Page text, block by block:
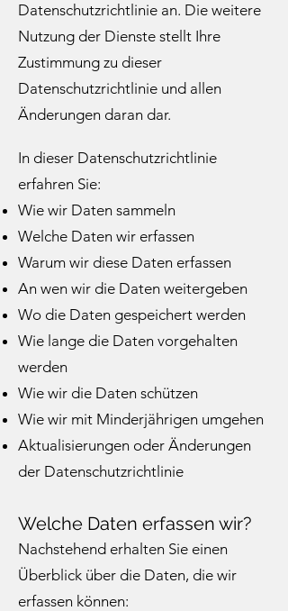
Datenschutzrichtlinie an. Die weitere
Nutzung der Dienste stellt Ihre
Zustimmung zu dieser
Datenschutzrichtlinie und allen
Änderungen daran dar.
In dieser Datenschutzrichtlinie
erfahren Sie:
Wie wir Daten sammeln
Welche Daten wir erfassen
Warum wir diese Daten erfassen
An wen wir die Daten weitergeben
Wo die Daten gespeichert werden
Wie lange die Daten vorgehalten
werden
Wie wir die Daten schützen
Wie wir mit Minderjährigen umgehen
Aktualisierungen oder Änderungen
der Datenschutzrichtlinie
Welche Daten erfassen wir?
Nachstehend erhalten Sie einen
Überblick über die Daten, die wir
erfassen können: